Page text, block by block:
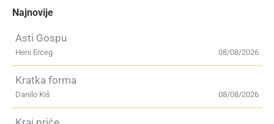
Najnovije
Asti Gospu
08/08/2026
Heni Erceg
Kratka forma
08/08/2026
Danilo Kiš